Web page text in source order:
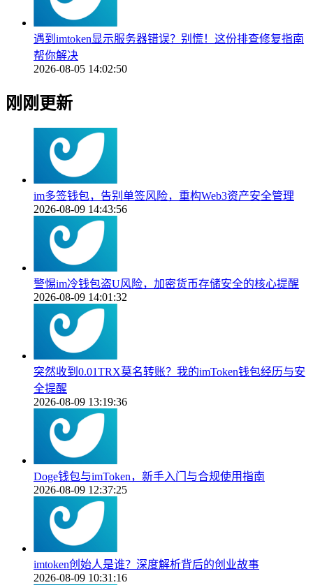
遇到imtoken显示服务器错误？别慌！这份排查修复指南
帮你解决
2026-08-05 14:02:50
刚刚更新
im多签钱包，告别单签风险，重构Web3资产安全管理
2026-08-09 14:43:56
警惕im冷钱包盗U风险，加密货币存储安全的核心提醒
2026-08-09 14:01:32
突然收到0.01TRX莫名转账？我的imToken钱包经历与安
全提醒
2026-08-09 13:19:36
Doge钱包与imToken，新手入门与合规使用指南
2026-08-09 12:37:25
imtoken创始人是谁？深度解析背后的创业故事
2026-08-09 10:31:16